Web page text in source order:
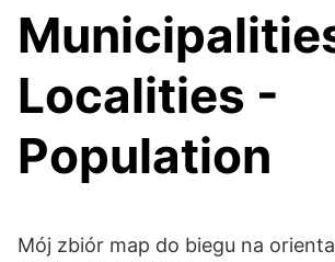
Localities -
Population
Mój zbiór map do biegu na